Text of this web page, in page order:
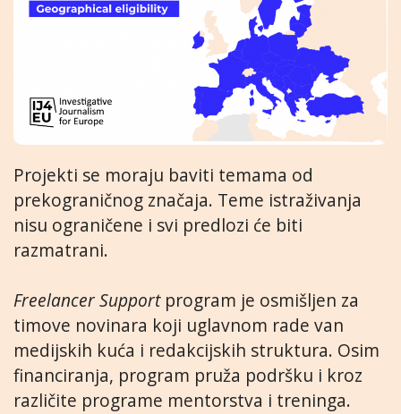
Projekti se moraju baviti temama od
prekograničnog značaja. Teme istraživanja
nisu ograničene i svi predlozi će biti
razmatrani.
Freelancer Supportprogram je osmišljen za
timove novinara koji uglavnom rade van
medijskih kuća i redakcijskih struktura. Osim
financiranja, program pruža podršku i kroz
različite programe mentorstva i treninga.